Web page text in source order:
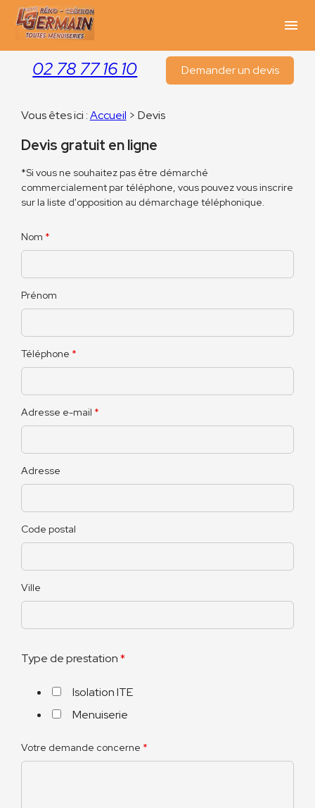
menu
02 78 77 16 10 Demander un devis
Vous êtes ici :Accueil > Devis
Devis gratuit en ligne
*Si vous ne souhaitez pas être démarché
commercialement par téléphone, vous pouvez vous inscrire
sur la liste d'opposition au démarchage téléphonique.
Nom *
Prénom
Téléphone *
Adresse e-mail *
Adresse
Code postal
Ville
Type de prestation*
Isolation ITE
Menuiserie
Votre demande concerne *
Panneau de gestion des cookies